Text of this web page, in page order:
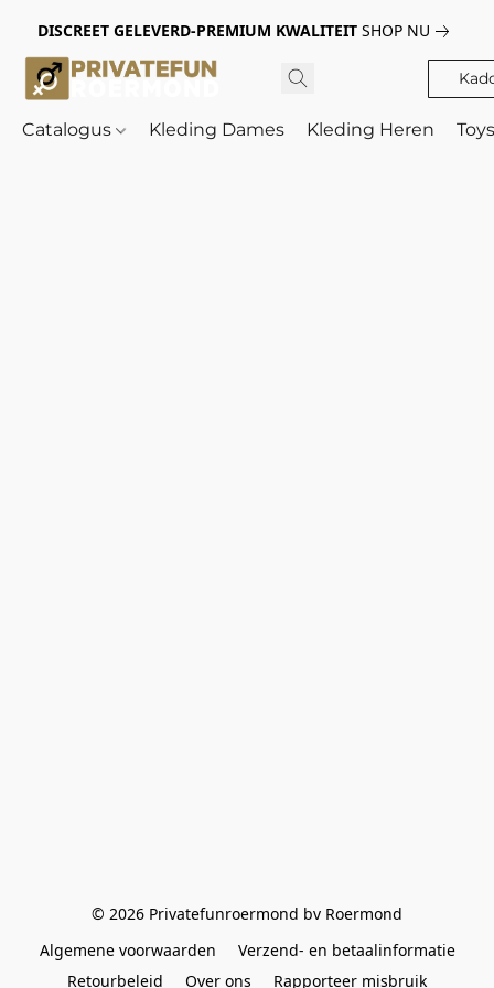
DISCREET GELEVERD-PREMIUM KWALITEIT SHOP NU
Catalogus Kleding Dames Kleding Heren
© 2026 Privatefunroermond bv Roermond
Algemene voorwaarden
Verzend- en betaalinformatie
Retourbeleid
Over ons Rapporteer misbruik